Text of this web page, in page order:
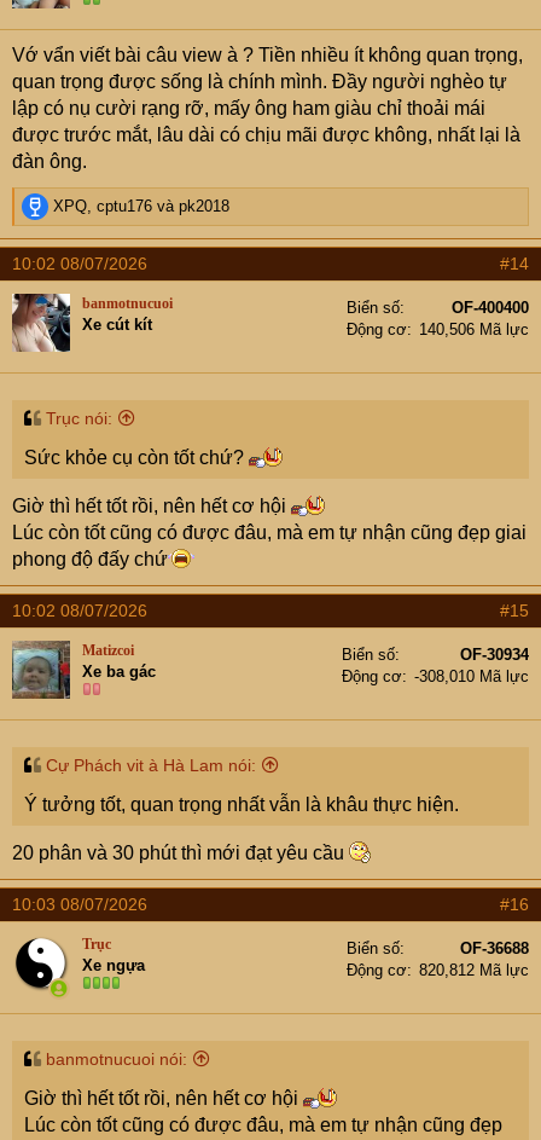
lủng củng các cụ thông cảm. Các cụ có nghĩ việc để con
trai thực dụng hơn, sẵn sàng cho con giai đi ở rể không
ạ.
n
s
:
Vớ vẩn viết bài câu view à ? Tiền nhiều ít không quan trọng,
quan trọng được sống là chính mình. Đầy người nghèo tự
lập có nụ cười rạng rỡ, mấy ông ham giàu chỉ thoải mái
được trước mắt, lâu dài có chịu mãi được không, nhất lại là
đàn ông.
R
e
a
c
t
i
o
n
s
XPQ, cptu176 và pk2018
10:02 08/07/2026 #14
banmotnucuoi
Xe cút kít
Biển số
OF-400400
Động cơ
140,506 Mã lực
Trục nói:
Sức khỏe cụ còn tốt chứ?
Giờ thì hết tốt rồi, nên hết cơ hội
Lúc còn tốt cũng có được đâu, mà em tự nhận cũng đẹp giai
phong độ đấy chứ
10:02 08/07/2026 #15
Matizcoi
Xe ba gác
Biển số
OF-30934
Động cơ
-308,010 Mã lực
Cự Phách vit à Hà Lam nói:
Ý tưởng tốt, quan trọng nhất vẫn là khâu thực hiện.
20 phân và 30 phút thì mới đạt yêu cầu
10:03 08/07/2026 #16
Trục
Xe ngựa
Biển số
OF-36688
Động cơ
820,812 Mã lực
banmotnucuoi nói:
Giờ thì hết tốt rồi, nên hết cơ hội
Lúc còn tốt cũng có được đâu, mà em tự nhận cũng đẹp